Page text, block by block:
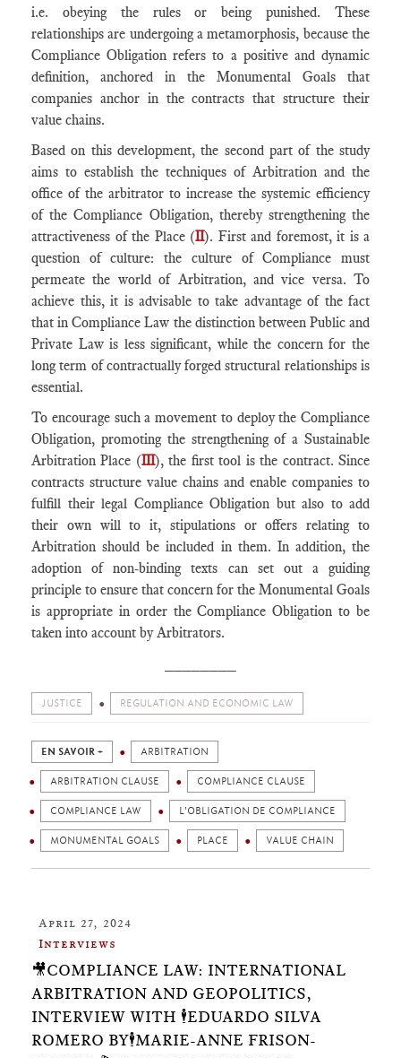
i.e. obeying the rules or being punished. These
relationships are undergoing a metamorphosis, because the
Compliance Obligation refers to a positive and dynamic
definition, anchored in the Monumental Goals that
companies anchor in the contracts that structure their
value chains.
Based on this development, the second part of the study
aims to establish the techniques of Arbitration and the
office of the arbitrator to increase the systemic efficiency
of the Compliance Obligation, thereby strengthening the
attractiveness of the Place (II). First and foremost, it is a
question of culture: the culture of Compliance must
permeate the world of Arbitration, and vice versa. To
achieve this, it is advisable to take advantage of the fact
that in Compliance Law the distinction between Public and
Private Law is less significant, while the concern for the
long term of contractually forged structural relationships is
essential.
To encourage such a movement to deploy the Compliance
Obligation, promoting the strengthening of a Sustainable
Arbitration Place (III), the first tool is the contract. Since
contracts structure value chains and enable companies to
fulfill their legal Compliance Obligation but also to add
their own will to it, stipulations or offers relating to
Arbitration should be included in them. In addition, the
adoption of non-binding texts can set out a guiding
principle to ensure that concern for the Monumental Goals
is appropriate in order the Compliance Obligation to be
taken into account by Arbitrators.
JUSTICE REGULATION AND ECONOMIC LAW
EN SAVOIR + ARBITRATION
ARBITRATION CLAUSE COMPLIANCE CLAUSE
COMPLIANCE LAW L'OBLIGATION DE COMPLIANCE
MONUMENTAL GOALS PLACE VALUE CHAIN
April 27, 2024
Interviews
🎥COMPLIANCE LAW: INTERNATIONAL
ARBITRATION AND GEOPOLITICS,
INTERVIEW WITH 🕴️EDUARDO SILVA
ROMERO BY🕴️MARIE-ANNE FRISON-